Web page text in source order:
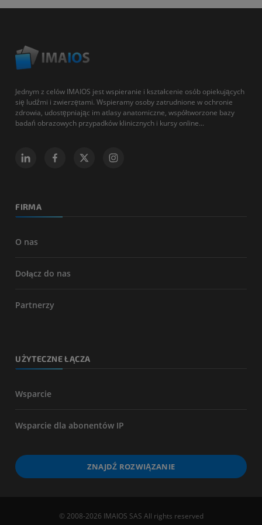
Jednym z celów IMAIOS jest wspieranie i kształcenie osób opiekujących
się ludźmi i zwierzętami. Wspieramy osoby zatrudnione w ochronie
zdrowia, udostępniając im atlasy anatomiczne, współtworzone bazy
badań obrazowych przypadków klinicznych i kursy online...
FIRMA
O nas
Dołącz do nas
Partnerzy
UŻYTECZNE ŁĄCZA
Wsparcie
Wsparcie dla abonentów IP
ZNAJDŹ ROZWIĄZANIE
© 2008-2026 IMAIOS SAS All rights reserved